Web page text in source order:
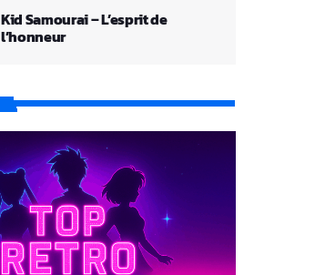
Kid Samourai – L’esprit de
l’honneur